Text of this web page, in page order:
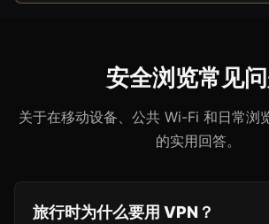
安全浏览常见
关于在移动设备、公共 Wi-Fi 和日常浏
的实用回答。
旅行时为什么要用 VPN？